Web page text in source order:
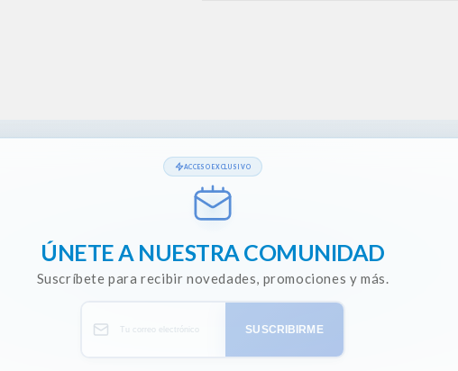
ACCESO EXCLUSIVO
ÚNETE A NUESTRA COMUNIDAD
Suscríbete para recibir novedades, promociones y más.
SUSCRIBIRME